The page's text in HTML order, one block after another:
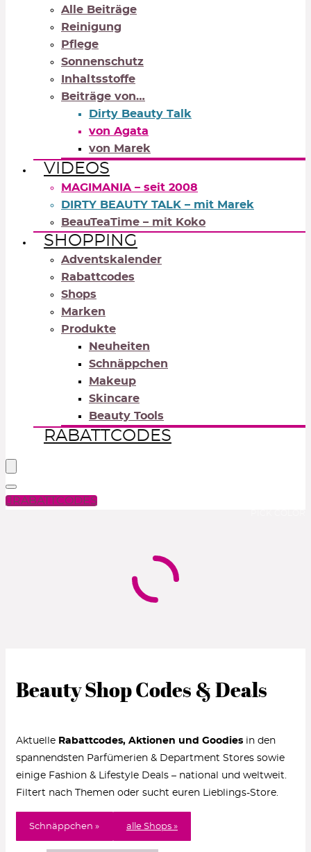
Alle Beiträge
Reinigung
Pflege
Sonnenschutz
Inhaltsstoffe
Beiträge von…
Dirty Beauty Talk
von Agata
von Marek
VIDEOS
MAGIMANIA – seit 2008
DIRTY BEAUTY TALK – mit Marek
BeauTeaTime – mit Koko
SHOPPING
Adventskalender
Rabattcodes
Shops
Marken
Produkte
Neuheiten
Schnäppchen
Makeup
Skincare
Beauty Tools
RABATTCODES
RABATTCODES
Beauty Shop Codes & Deals
Aktuelle Rabattcodes, Aktionen und Goodies in den
spannendsten Parfümerien & Department Stores sowie
einige Fashion & Lifestyle Deals – national und weltweit.
Filtert nach Themen oder sucht euren Lieblings-Store.
Schnäppchen » alle Shops »